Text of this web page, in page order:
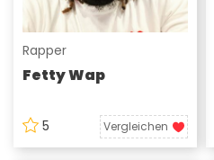
Rapper
Fetty Wap
5 Vergleichen